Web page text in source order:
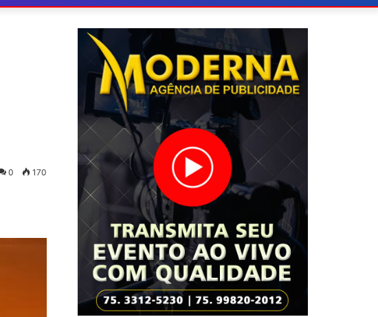
por
Lateral
0 170